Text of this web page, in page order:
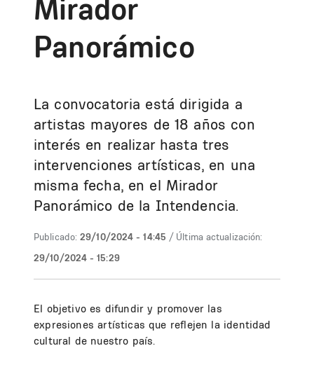
Mirador
Panorámico
La convocatoria está dirigida a
artistas mayores de 18 años con
interés en realizar hasta tres
intervenciones artísticas, en una
misma fecha, en el Mirador
Panorámico de la Intendencia.
Publicado: 29/10/2024 - 14:45 / Última actualización:
29/10/2024 - 15:29
El objetivo es difundir y promover las
expresiones artísticas que reflejen la identidad
cultural de nuestro país.